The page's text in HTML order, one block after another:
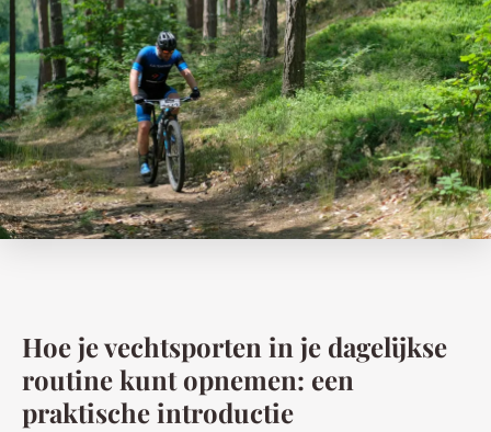
Hoe je vechtsporten in je dagelijkse
routine kunt opnemen: een
praktische introductie